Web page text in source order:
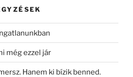
még ezzel jár
Hanem ki bízik benned.